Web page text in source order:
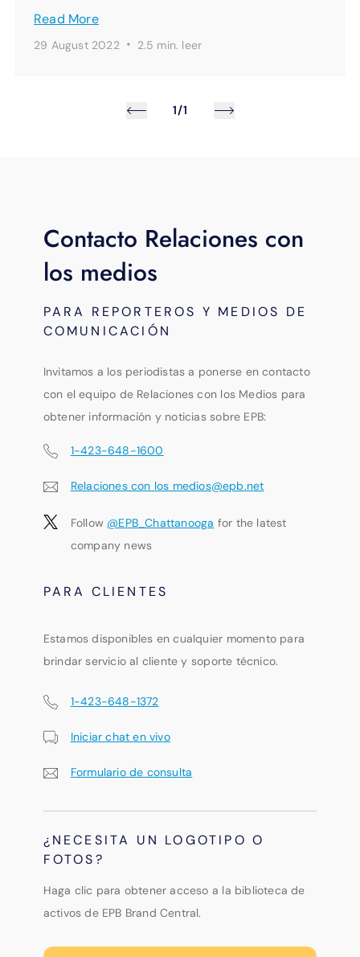
Read More
29 August 2022 · 2.5 min. leer
1/1
Contacto Relaciones con
los medios
PARA REPORTEROS Y MEDIOS DE
COMUNICACIÓN
Invitamos a los periodistas a ponerse en contacto
con el equipo de Relaciones con los Medios para
obtener información y noticias sobre EPB:
1-423-648-1600
Relaciones con los medios@epb.net
Follow @EPB_Chattanooga for the latest
company news
PARA CLIENTES
Estamos disponibles en cualquier momento para
brindar servicio al cliente y soporte técnico.
1-423-648-1372
Iniciar chat en vivo
Formulario de consulta
¿NECESITA UN LOGOTIPO O
FOTOS?
Haga clic para obtener acceso a la biblioteca de
activos de EPB Brand Central.